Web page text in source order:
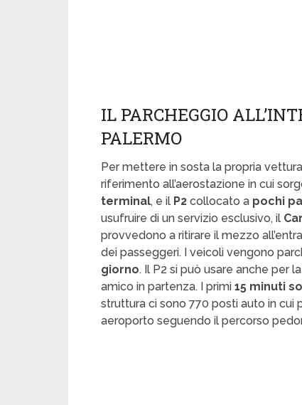
IL PARCHEGGIO
PALERMO
Per mettere in sosta la propria
riferimento all’aerostazione in cui
terminal, e il P2 collocato a pochi
usufruire di un servizio esclusivo, il
provvedono a ritirare il mezzo
dei passeggeri. I veicoli vengono
giorno. Il P2 si può usare anche per
amico in partenza. I primi 15 minuti
struttura ci sono 770 posti auto in
aeroporto seguendo il percorso